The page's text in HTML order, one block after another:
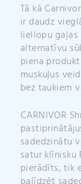
Tā kā
ir daudz
liellopu
alternatīvu
piena
muskuļus
bez taukiem
CARNIVOR
sadedzinātu
satur klīnisku
pierādīts, tik